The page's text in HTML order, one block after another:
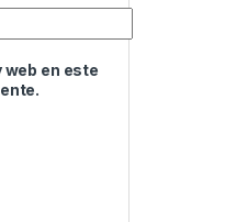
en este